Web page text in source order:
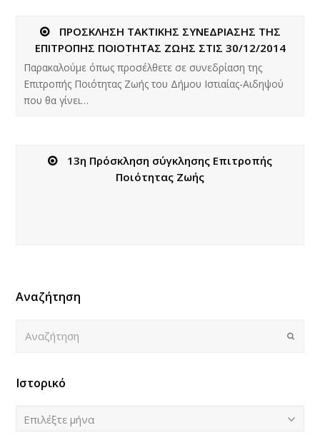
ΠΡΟΣΚΛΗΣΗ ΤΑΚΤΙΚΗΣ ΣΥΝΕΔΡΙΑΣΗΣ ΤΗΣ
ΕΠΙΤΡΟΠΗΣ ΠΟΙΟΤΗΤΑΣ ΖΩΗΣ ΣΤΙΣ 30/12/2014
Παρακαλούμε όπως προσέλθετε σε συνεδρίαση της
Επιτροπής Ποιότητας Ζωής του Δήμου Ιστιαίας-Αιδηψού
που θα γίνει…
13η Πρόσκληση σύγκλησης Επιτροπής
Ποιότητας Ζωής
Αναζήτηση
Submit
Ιστορικό
Ιστορικό
Επιλέξτε μήνα